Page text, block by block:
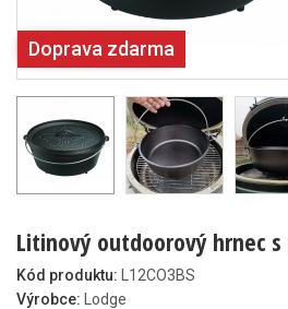
Doprava zdarma
Litinový outdoorový hrnec s
Kód produktu:
L12CO3BS
Výrobce:
Lodge